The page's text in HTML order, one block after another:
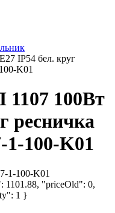
IP54 бел. круг
K01
100Вт
ресничка
100-K01
1-100-K01
"priceOld": 0,
1 }